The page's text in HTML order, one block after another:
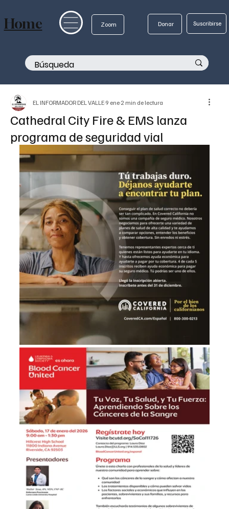
Zoom Donar Suscribirse
Home
Cathedral City Fire & EMS lanza
programa de seguridad vial
EL INFORMADOR DEL VALLE 9 ene 2 min de lectura